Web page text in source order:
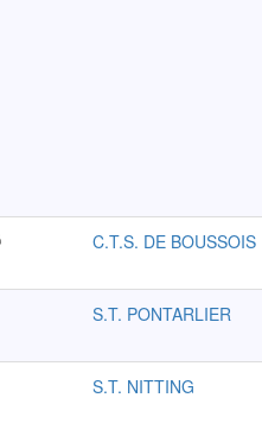
C.T.S. DE BOUSSOIS
S.T. PONTARLIER
S.T. NITTING